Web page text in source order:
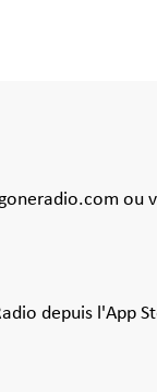
ou
depuis l'App